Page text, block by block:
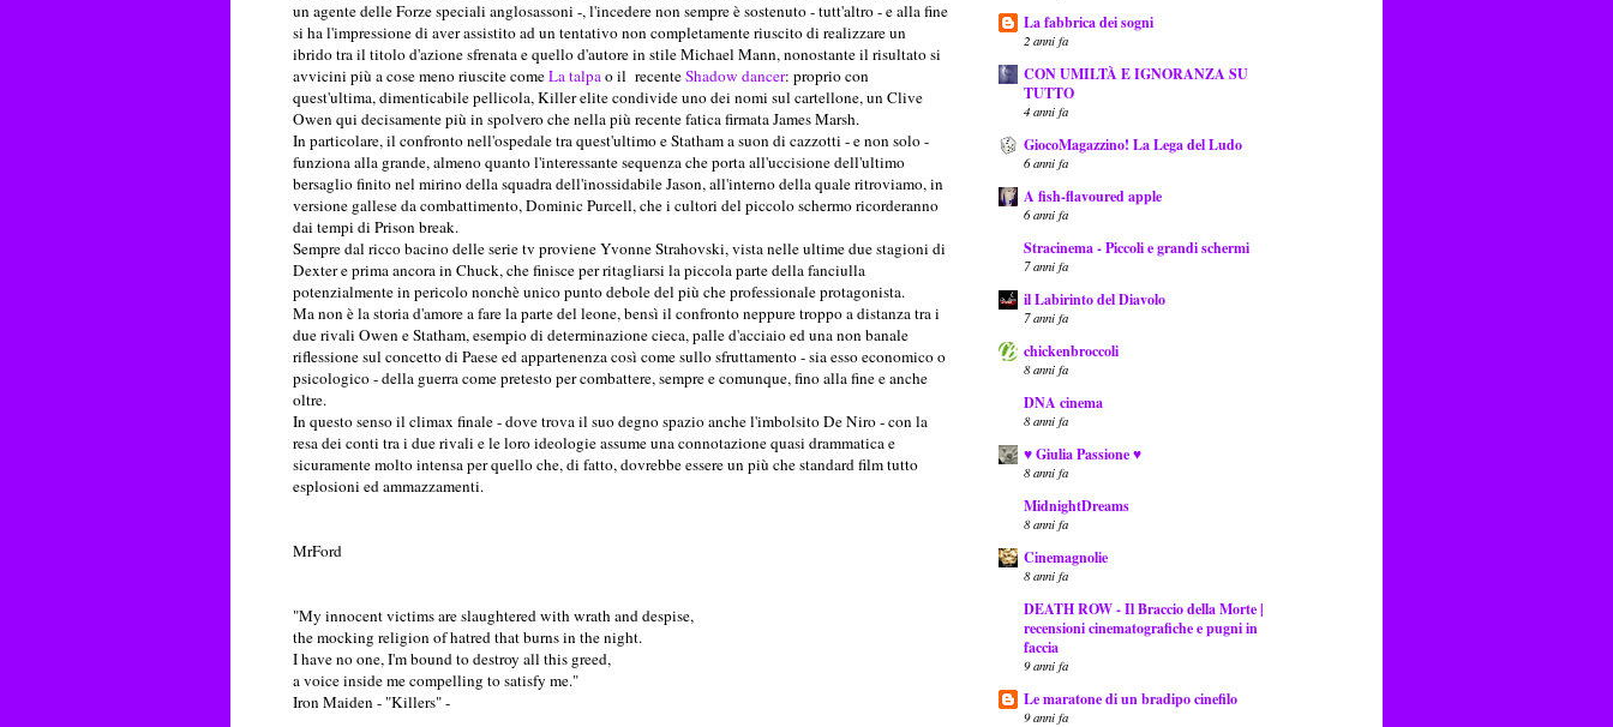
un agente delle Forze speciali anglosassoni -, l'incedere non sempre è sostenuto - tutt'altro - e alla fine
si ha l'impressione di aver assistito ad un tentativo non completamente riuscito di realizzare un
ibrido tra il titolo d'azione sfrenata e quello d'autore in stile Michael Mann, nonostante il risultato si
avvicini più a cose meno riuscite comeLa talpao il recenteShadow dancer: proprio con
quest'ultima, dimenticabile pellicola, Killer elite condivide uno dei nomi sul cartellone, un Clive
Owen qui decisamente più in spolvero che nella più recente fatica firmata James Marsh.
In particolare, il confronto nell'ospedale tra quest'ultimo e Statham a suon di cazzotti - e non solo -
funziona alla grande, almeno quanto l'interessante sequenza che porta all'uccisione dell'ultimo
bersaglio finito nel mirino della squadra dell'inossidabile Jason, all'interno della quale ritroviamo, in
versione gallese da combattimento, Dominic Purcell, che i cultori del piccolo schermo ricorderanno
dai tempi di Prison break.
Sempre dal ricco bacino delle serie tv proviene Yvonne Strahovski, vista nelle ultime due stagioni di
Dexter e prima ancora in Chuck, che finisce per ritagliarsi la piccola parte della fanciulla
potenzialmente in pericolo nonchè unico punto debole del più che professionale protagonista.
Ma non è la storia d'amore a fare la parte del leone, bensì il confronto neppure troppo a distanza tra i
due rivali Owen e Statham, esempio di determinazione cieca, palle d'acciaio ed una non banale
riflessione sul concetto di Paese ed appartenenza così come sullo sfruttamento - sia esso economico o
psicologico - della guerra come pretesto per combattere, sempre e comunque, fino alla fine e anche
oltre.
In questo senso il climax finale - dove trova il suo degno spazio anche l'imbolsito De Niro - con la
resa dei conti tra i due rivali e le loro ideologie assume una connotazione quasi drammatica e
sicuramente molto intensa per quello che, di fatto, dovrebbe essere un più che standard film tutto
esplosioni ed ammazzamenti.
MrFord
"My innocent victims are slaughtered with wrath and despise,
the mocking religion of hatred that burns in the night.
I have no one, I'm bound to destroy all this greed,
a voice inside me compelling to satisfy me."
Iron Maiden - "Killers" -
La fabbrica dei sogni
2 anni fa
CON UMILTÀ E IGNORANZA SU
TUTTO
4 anni fa
GiocoMagazzino! La Lega del Ludo
6 anni fa
A fish-flavoured apple
6 anni fa
Stracinema - Piccoli e grandi schermi
7 anni fa
il Labirinto del Diavolo
7 anni fa
chickenbroccoli
8 anni fa
DNA cinema
8 anni fa
♥ Giulia Passione ♥
8 anni fa
MidnightDreams
8 anni fa
Cinemagnolie
8 anni fa
DEATH ROW - Il Braccio della Morte |
recensioni cinematografiche e pugni in
faccia
9 anni fa
Le maratone di un bradipo cinefilo
9 anni fa